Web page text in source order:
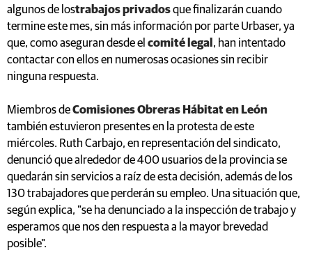
algunos de lostrabajos privadosque finalizarán cuando
termine este mes, sin más información por parte Urbaser, ya
que, como aseguran desde el comité legal , han intentado
contactar con ellos en numerosas ocasiones sin recibir
ninguna respuesta.
Miembros deComisiones Obreras Hábitat en León
también estuvieron presentes en la protesta de este
miércoles. Ruth Carbajo, en representación del sindicato,
denunció que alrededor de 400 usuarios de la provincia se
quedarán sin servicios a raíz de esta decisión, además de los
130 trabajadores que perderán su empleo. Una situación que,
según explica, "se ha denunciado a la inspección de trabajo y
esperamos que nos den respuesta a la mayor brevedad
posible".